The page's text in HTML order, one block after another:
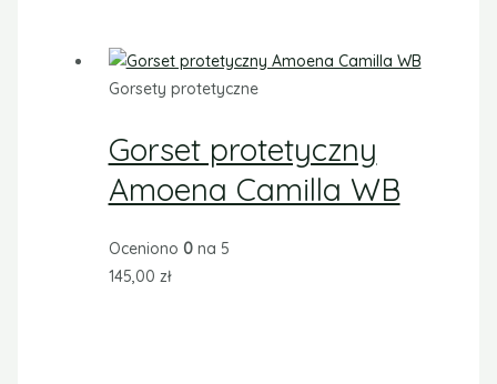
Gorsety protetyczne
Gorset protetyczny
Amoena Camilla WB
Oceniono 0na 5
145,00 zł